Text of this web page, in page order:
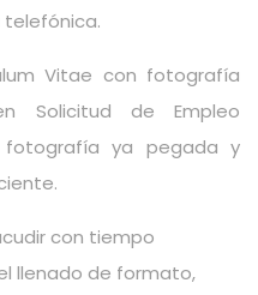
Vitae con fotografía
Solicitud de Empleo
fotografía ya pegada y
con tiempo
llenado de formato,